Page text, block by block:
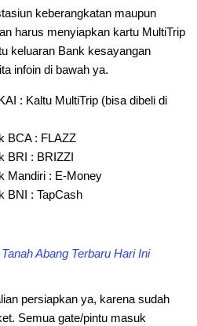
keberangkatan maupun
harus menyiapkan kartu MultiTrip
keluaran Bank kesayangan
infoin di bawah ya.
: Kaltu MultiTrip (bisa dibeli di
BCA : FLAZZ
BRI : BRIZZI
Mandiri : E-Money
BNI : TapCash
Abang Terbaru Hari Ini
persiapkan ya, karena sudah
Semua gate/pintu masuk